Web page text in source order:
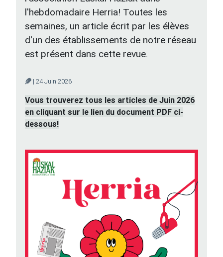
l'hebdomadaire Herria! Toutes les
semaines, un article écrit par les élèves
d'un des établissements de notre réseau
est présent dans cette revue.
| 24 Juin 2026
Vous trouverez tous les articles de Juin 2026
en cliquant sur le lien du document PDF ci-
dessous!